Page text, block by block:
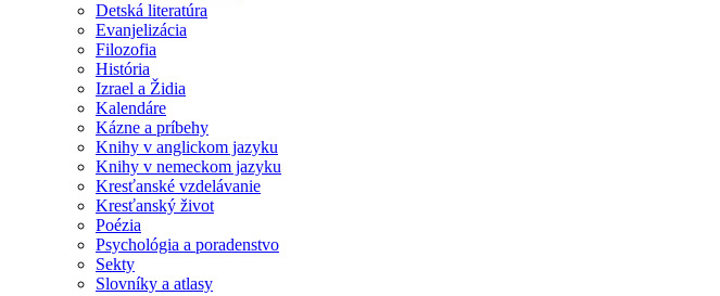
Detská literatúra
Evanjelizácia
Filozofia
História
Izrael a Židia
Kalendáre
Kázne a príbehy
Knihy v anglickom jazyku
Knihy v nemeckom jazyku
Kresťanské vzdelávanie
Kresťanský život
Poézia
Psychológia a poradenstvo
Sekty
Slovníky a atlasy